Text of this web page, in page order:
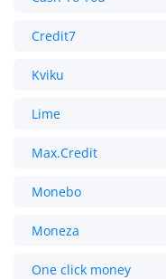
Credit7
Kviku
Lime
Max.Credit
Monebo
Moneza
One click money